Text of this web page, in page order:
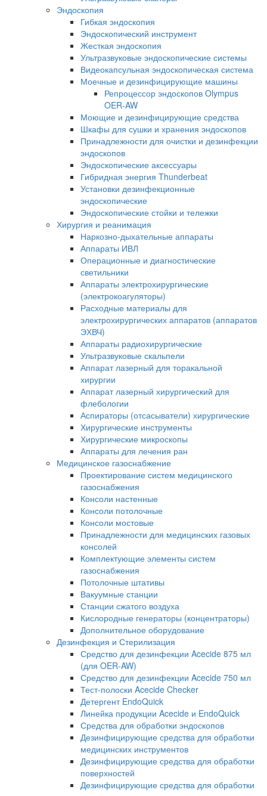
Эндоскопия
Гибкая эндоскопия
Эндоскопический инструмент
Жесткая эндоскопия
Ультразвуковые эндоскопические системы
Видеокапсульная эндоскопическая система
Моечные и дезинфицирующие машины
Репроцессор эндоскопов Olympus
OER-AW
Моющие и дезинфицирующие средства
Шкафы для сушки и хранения эндоскопов
Принадлежности для очистки и дезинфекции
эндоскопов
Эндоскопические аксессуары
Гибридная энергия Thunderbeat
Установки дезинфекционные
эндоскопические
Эндоскопические стойки и тележки
Хирургия и реанимация
Наркозно-дыхательные аппараты
Аппараты ИВЛ
Операционные и диагностические
светильники
Аппараты электрохирургические
(электрокоагуляторы)
Расходные материалы для
электрохирургических аппаратов (аппаратов
ЭХВЧ)
Аппараты радиохирургические
Ультразвуковые скальпели
Аппарат лазерный для торакальной
хирургии
Аппарат лазерный хирургический для
флебологии
Аспираторы (отсасыватели) хирургические
Хирургические инструменты
Хирургические микроскопы
Аппараты для лечения ран
Медицинское газоснабжение
Проектирование систем медицинского
газоснабжения
Консоли настенные
Консоли потолочные
Консоли мостовые
Принадлежности для медицинских газовых
консолей
Комплектующие элементы систем
газоснабжения
Потолочные штативы
Вакуумные станции
Станции сжатого воздуха
Кислородные генераторы (концентраторы)
Дополнительное оборудование
Дезинфекция и Стерилизация
Средство для дезинфекции Acecide 875 мл
(для OER-AW)
Средство для дезинфекции Acecide 750 мл
Тест-полоски Acecide Checker
Детергент EndoQuick
Линейка продукции Acecide и EndoQuick
Средства для обработки эндоскопов
Дезинфицирующие средства для обработки
медицинских инструментов
Дезинфицирующие средства для обработки
поверхностей
Дезинфицирующие средства для обработки